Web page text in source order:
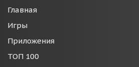
Главная
Игры
Приложения
ТОП 100